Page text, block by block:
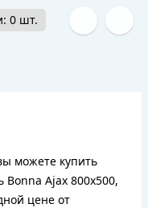
0 шт.
можете купить
Bonna Ajax 800x500,
цене от